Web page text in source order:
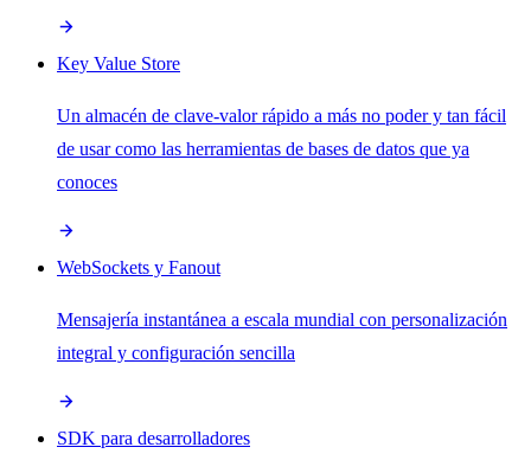
Key Value Store
Un almacén de clave-valor rápido a más no poder y tan fácil
de usar como las herramientas de bases de datos que ya
conoces
WebSockets y Fanout
Mensajería instantánea a escala mundial con personalización
integral y configuración sencilla
SDK para desarrolladores